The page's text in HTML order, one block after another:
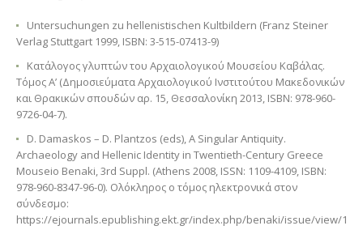
Untersuchungen zu hellenistischen Kultbildern (Franz Steiner
Verlag Stuttgart 1999, ISBN: 3-515-07413-9)
Κατάλογος γλυπτών του Αρχαιολογικού Μουσείου Καβάλας.
Τόμος Α’ (Δημοσιεύματα Αρχαιολογικού Ινστιτούτου Μακεδονικών
και Θρακικών σπουδών αρ. 15, Θεσσαλονίκη 2013, ISBN: 978-960-
9726-04-7).
D. Damaskos – D. Plantzos (eds), A Singular Antiquity.
Archaeology and Hellenic Identity in Twentieth-Century Greece
Mouseio Benaki, 3rd Suppl. (Athens 2008, ISSN: 1109-4109, ISBN:
978-960-8347-96-0). Ολόκληρος ο τόμος ηλεκτρονικά στον
σύνδεσμο:
https://ejournals.epublishing.ekt.gr/index.php/benaki/issue/view/